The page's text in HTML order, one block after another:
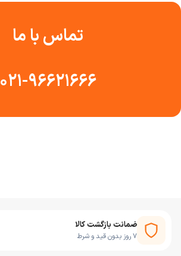
تماس با ما
۰۲۱-۹۶۶۲۱۶۶۶
ضمانت بازگشت کالا
۷ روز بدون قید و شرط